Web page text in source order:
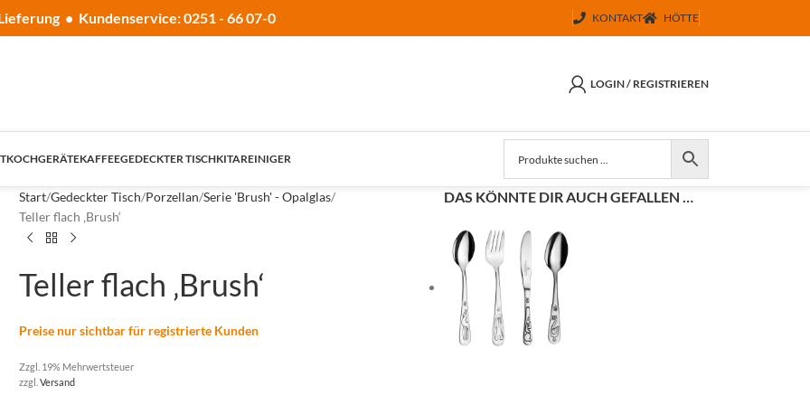
• Kundenservice: 0251 - 66 07-0 KONTAKT HÖTTE
LOGIN / REGISTRIEREN
KOCHGERÄTEKAFFEEGEDECKTER TISCHKITAREINIGER
Start Gedeckter Tisch Porzellan Serie 'Brush' - Opalglas
Teller flach ‚Brush‘
Teller flach ‚Brush‘
Preise nur sichtbar für registrierte Kunden
Zzgl. 19% Mehrwertsteuer
zzgl.Versand
DAS KÖNNTE DIR AUCH GEFALLEN …